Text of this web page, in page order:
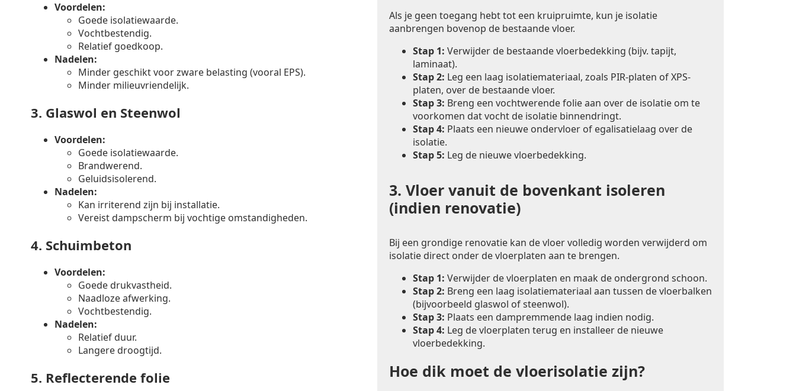
Voordelen:
Goede isolatiewaarde.
Vochtbestendig.
Relatief goedkoop.
Nadelen:
Minder geschikt voor zware belasting (vooral EPS).
Minder milieuvriendelijk.
3. Glaswol en Steenwol
Voordelen:
Goede isolatiewaarde.
Brandwerend.
Geluidsisolerend.
Nadelen:
Kan irriterend zijn bij installatie.
Vereist dampscherm bij vochtige omstandigheden.
4. Schuimbeton
Voordelen:
Goede drukvastheid.
Naadloze afwerking.
Vochtbestendig.
Nadelen:
Relatief duur.
Langere droogtijd.
5. Reflecterende folie
Als je geen toegang hebt tot een kruipruimte, kun je isolatie
aanbrengen bovenop de bestaande vloer.
Stap 1: Verwijder de bestaande vloerbedekking (bijv. tapijt,
laminaat).
Stap 2: Leg een laag isolatiemateriaal, zoals PIR-platen of XPS-
platen, over de bestaande vloer.
Stap 3: Breng een vochtwerende folie aan over de isolatie om te
voorkomen dat vocht de isolatie binnendringt.
Stap 4: Plaats een nieuwe ondervloer of egalisatielaag over de
isolatie.
Stap 5: Leg de nieuwe vloerbedekking.
3. Vloer vanuit de bovenkant isoleren
(indien renovatie)
Bij een grondige renovatie kan de vloer volledig worden verwijderd om
isolatie direct onder de vloerplaten aan te brengen.
Stap 1: Verwijder de vloerplaten en maak de ondergrond schoon.
Stap 2: Breng een laag isolatiemateriaal aan tussen de vloerbalken
(bijvoorbeeld glaswol of steenwol).
Stap 3: Plaats een dampremmende laag indien nodig.
Stap 4: Leg de vloerplaten terug en installeer de nieuwe
vloerbedekking.
Hoe dik moet de vloerisolatie zijn?